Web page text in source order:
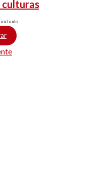
culturas
incluido